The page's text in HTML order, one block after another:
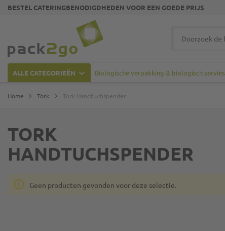
BESTEL CATERINGBENODIGDHEDEN VOOR EEN GOEDE PRIJS
ALLE CATEGORIEËN Biologische verpakking & biologisch servies
Home Tork Tork Handtuchspender
TORK
HANDTUCHSPENDER
Geen producten gevonden voor deze selectie.